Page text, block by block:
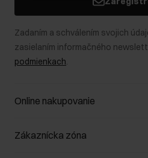
Zadaním a schválením svojich
zasielaním informačného
podmienkach.
Online nakupovanie
Spravovať súbory cookie
Zákaznícka zóna